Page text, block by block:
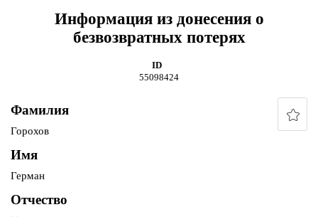
Информация из донесения о
безвозвратных потерях
ID
55098424
Фамилия
Горохов
Имя
Герман
Отчество